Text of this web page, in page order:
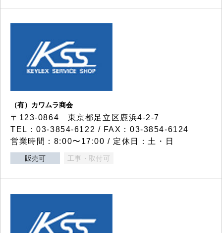
（有）カワムラ商会
〒123-0864 東京都足立区鹿浜4-2-7
TEL：03-3854-6122 / FAX：03-3854-6124
営業時間：8:00〜17:00 / 定休日：土・日
販売可 工事・取付可